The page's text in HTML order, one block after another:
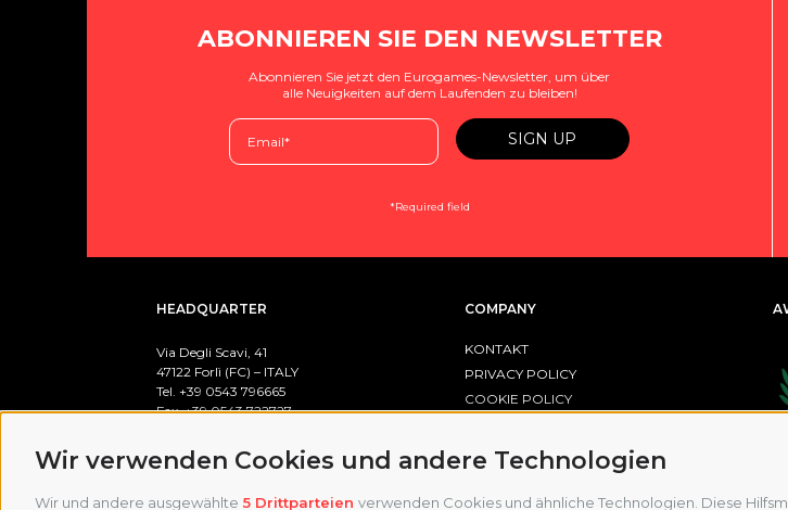
Wir verwenden Cookies und andere Technologien
Wir und andere ausgewählte 5 Drittparteien verwenden Cookies und ähnliche Technologien. Diese
ABONNIEREN SIE DEN NEWSLETTER
Abonnieren Sie jetzt den Eurogames-Newsletter, um über
alle Neuigkeiten auf dem Laufenden zu bleiben!
*Required field
HEADQUARTER
Via Degli Scavi, 41
47122 Forlì (FC) – ITALY
Tel. +39 0543 796665
Fax. +39 0543 722727
COMPANY
KONTAKT
PRIVACY POLICY
COOKIE POLICY
POR FESR EMILIA-ROMAGNA